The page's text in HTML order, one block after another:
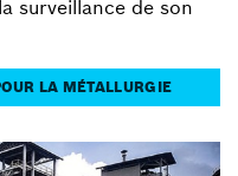
surveillance de son
LA MÉTALLURGIE